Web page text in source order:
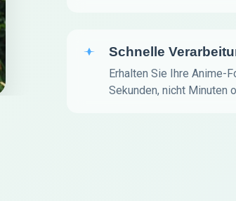
Schnelle
Erhalten Sie Ihre Anime-
Sekunden, nicht Minuten